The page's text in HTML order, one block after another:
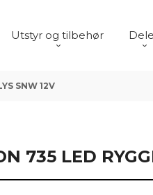
Utstyr og tilbehør
SNW 12V
735 LED